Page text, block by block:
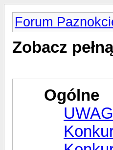
Forum
Zobacz
Ogólne